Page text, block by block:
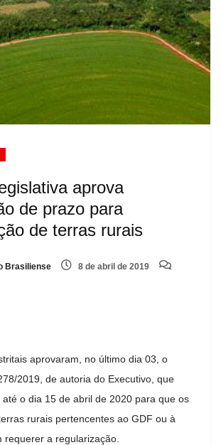
aprova
de prazo para
de terras rurais
Brasiliense 8 de abril de 2019
aprovaram, no último dia 03, o
2019, de autoria do Executivo, que
o dia 15 de abril de 2020 para que os
rurais pertencentes ao GDF ou à
requerer a regularização.